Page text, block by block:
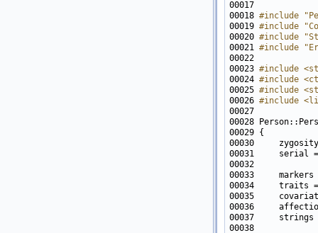
00018 #include
00019 #include
00020 #include
00021 #include
00023 #include
00024 #include
00025 #include
00026 #include
00033
00034     traits
00035
00036
00037